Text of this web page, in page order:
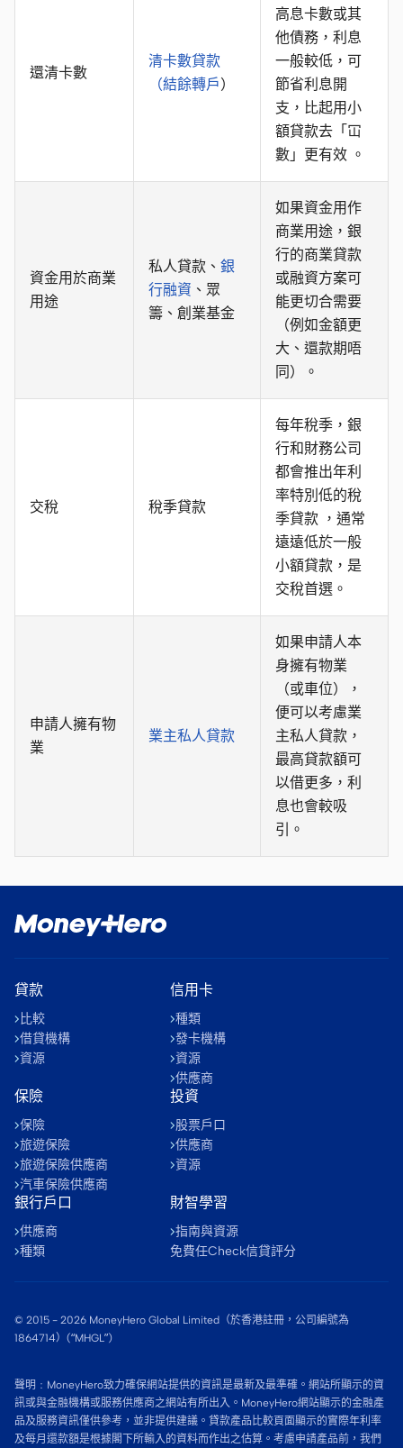
還清卡數
清卡數貸款
（結餘轉戶）
高息卡數或其
他債務，利息
一般較低，可
節省利息開
支，比起用小
額貸款去「冚
數」更有效 。
資金用於商業
用途
私人貸款、 銀
行融資 、眾
籌、創業基金
如果資金用作
商業用途，銀
行的商業貸款
或融資方案可
能更切合需要
（例如金額更
大、還款期唔
同）。
交稅 稅季貸款
每年稅季，銀
行和財務公司
都會推出年利
率特別低的稅
季貸款 ，通常
遠遠低於一般
小額貸款，是
交稅首選。
申請人擁有物
業
業主私人貸款
如果申請人本
身擁有物業
（或車位），
便可以考慮業
主私人貸款，
最高貸款額可
以借更多，利
息也會較吸
引。
貸款
比較
借貸機構
資源
信用卡
種類
發卡機構
資源
供應商
保險
保險
旅遊保險
旅遊保險供應商
汽車保險供應商
投資
股票戶口
供應商
資源
銀行戶口
供應商
種類
財智學習
指南與資源
免費任Check信貸評分
© 2015 - 2026 MoneyHero Global Limited（於香港註冊，公司編號為
1864714）(“MHGL”)
聲明﹕MoneyHero致力確保網站提供的資訊是最新及最準確。網站所顯示的資
訊或與金融機構或服務供應商之網站有所出入。MoneyHero網站顯示的金融產
品及服務資訊僅供參考，並非提供建議。貸款產品比較頁面顯示的實際年利率
及每月還款額是根據閣下所輸入的資料而作出之估算。考慮申請產品前，我們